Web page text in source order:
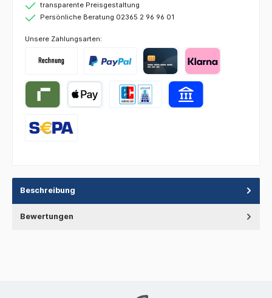
transparente Preisgestaltung
Persönliche Beratung 02365 2 96 96 01
Unsere Zahlungsarten:
Beschreibung
Bewertungen